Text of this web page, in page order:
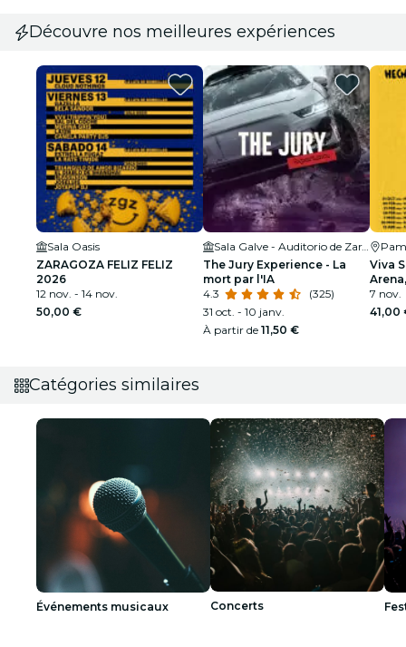
Découvre nos meilleures expériences
Sala Oasis
ZARAGOZA FELIZ FELIZ
2026
12 nov. - 14 nov.
50,00 €
Sala Galve - Auditorio de Zaragoza
The Jury Experience - La
mort par l'IA
4.3
(325)
31 oct. - 10 janv.
À partir de 11,50 €
Viva
7 nov.
41,00
Catégories similaires
Événements musicaux Concerts